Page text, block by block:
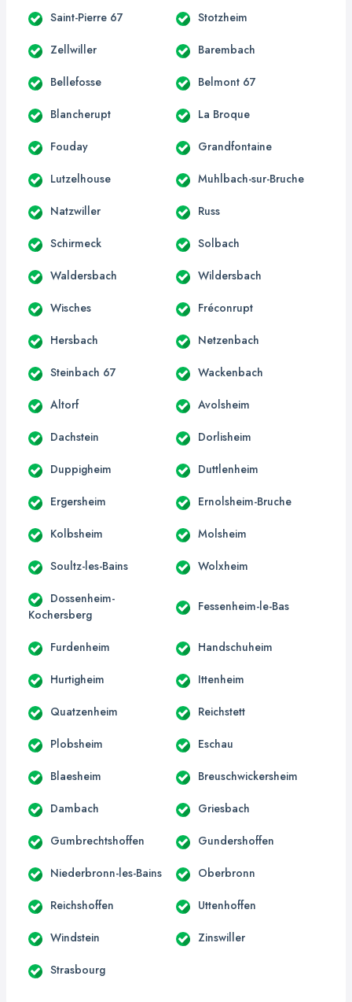
Saint-Pierre 67 Stotzheim
Zellwiller Barembach
Bellefosse Belmont 67
Blancherupt La Broque
Fouday Grandfontaine
Lutzelhouse Muhlbach-sur-Bruche
Natzwiller Russ
Schirmeck Solbach
Waldersbach Wildersbach
Wisches Fréconrupt
Hersbach Netzenbach
Steinbach 67 Wackenbach
Altorf Avolsheim
Dachstein Dorlisheim
Duppigheim Duttlenheim
Ergersheim Ernolsheim-Bruche
Kolbsheim Molsheim
Soultz-les-Bains Wolxheim
Dossenheim-
Kochersberg
Fessenheim-le-Bas
Furdenheim Handschuheim
Hurtigheim Ittenheim
Quatzenheim Reichstett
Plobsheim Eschau
Blaesheim Breuschwickersheim
Dambach Griesbach
Gumbrechtshoffen Gundershoffen
Niederbronn-les-Bains Oberbronn
Reichshoffen Uttenhoffen
Windstein Zinswiller
Strasbourg